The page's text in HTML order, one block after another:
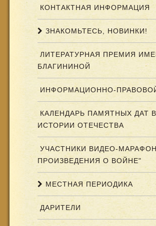
КОНТАКТНАЯ ИНФОРМАЦИЯ
ЗНАКОМЬТЕСЬ, НОВИНКИ!
ЛИТЕРАТУРНАЯ ПРЕМИЯ
БЛАГИНИНОЙ
ИНФОРМАЦИОННО-
КАЛЕНДАРЬ ПАМЯТНЫХ ДАТ
ИСТОРИИ ОТЕЧЕСТВА
УЧАСТНИКИ ВИДЕО-
ПРОИЗВЕДЕНИЯ О ВОЙНЕ"
МЕСТНАЯ ПЕРИОДИКА
ДАРИТЕЛИ